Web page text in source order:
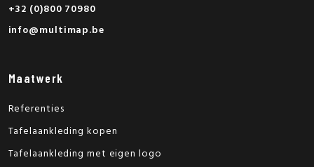
+32 (0)800 70980
info@multimap.be
Maatwerk
Referenties
Tafelaankleding kopen
Tafelaankleding met eigen logo